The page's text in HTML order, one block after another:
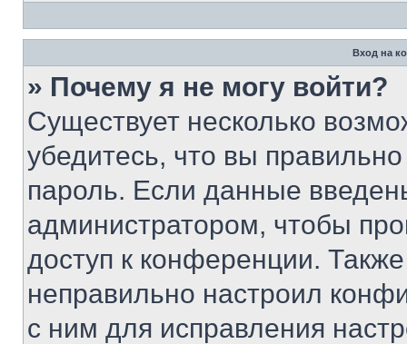
Вход на
» Почему я не могу войти?
Существует несколько
убедитесь, что вы
пароль. Если данные
администратором, чтобы
доступ к конференции.
неправильно настроил
с ним для исправления